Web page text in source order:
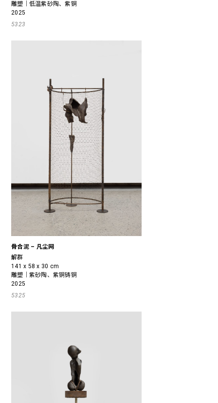
雕塑｜低温紫砂陶、紫铜
2025
5323
骨合泥 – 凡尘网
解群
141 x 58 x 30 cm
雕塑｜紫砂陶、紫铜铸铜
2025
5325